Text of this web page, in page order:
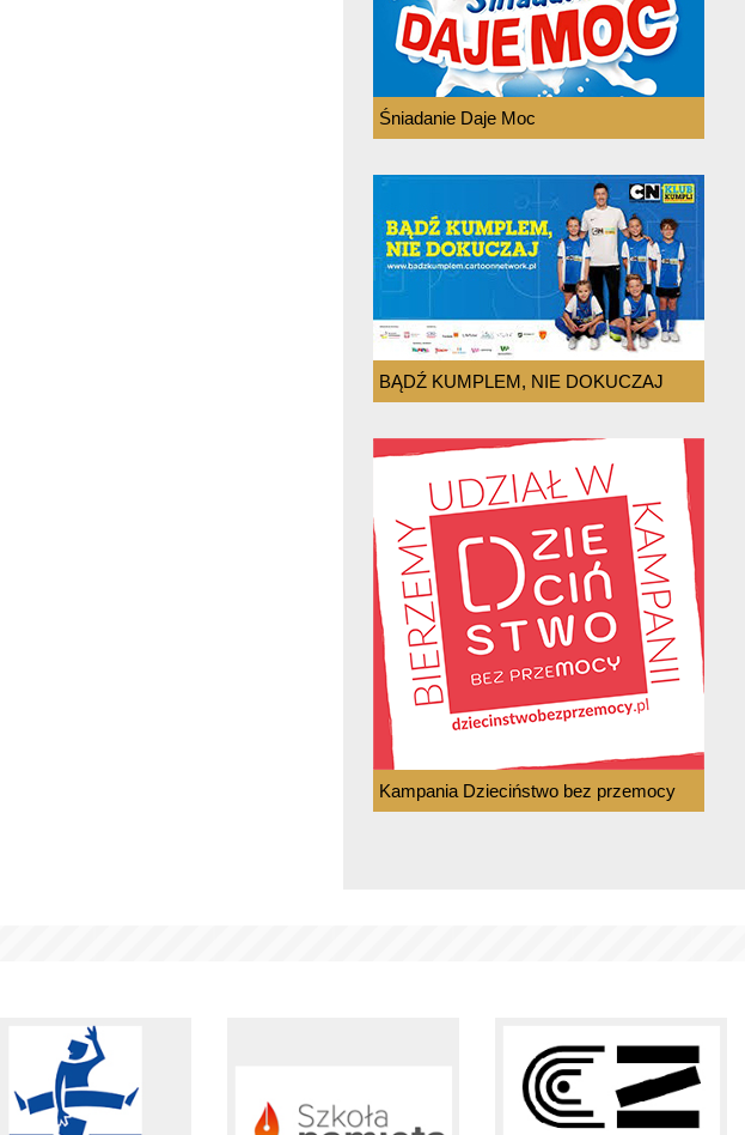
Śniadanie Daje Moc
BĄDŹ KUMPLEM, NIE DOKUCZAJ
Kampania Dzieciństwo bez przemocy